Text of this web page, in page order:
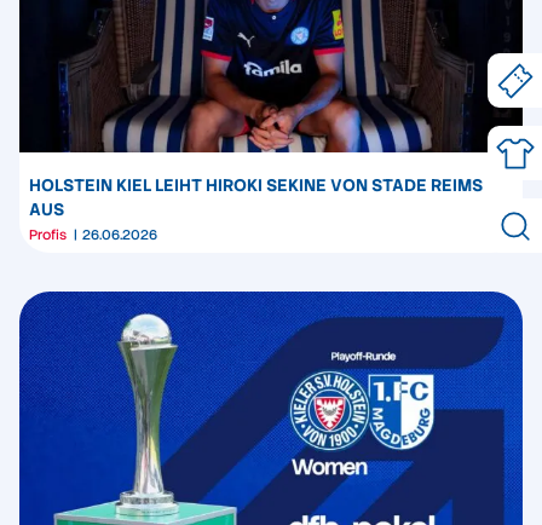
HOLSTEIN KIEL LEIHT HIROKI SEKINE VON STADE REIMS
AUS
Profis 26.06.2026